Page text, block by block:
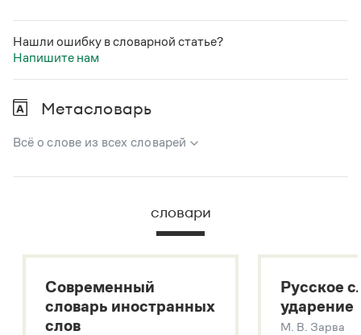
Нашли ошибку в словарной статье?
Напишите нам
Метасловарь
Всё о слове из всех словарей
В метасловаре Грамоты в удобном виде собрана вся
Русский орфографический словарь
Большой толковый словарь русских глаголов
Современный словарь иностранных слов
словари
Современный
словарь иностранных
слов
Русское
ударение
М. В. Зарва